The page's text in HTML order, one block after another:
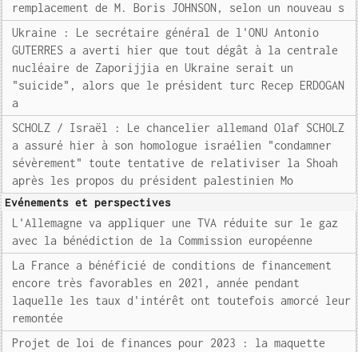
remplacement de M. Boris JOHNSON, selon un nouveau s
Ukraine : Le secrétaire général de l'ONU Antonio
GUTERRES a averti hier que tout dégât à la centrale
nucléaire de Zaporijjia en Ukraine serait un
"suicide", alors que le président turc Recep ERDOGAN
a
SCHOLZ / Israël : Le chancelier allemand Olaf SCHOLZ
a assuré hier à son homologue israélien "condamner
sévèrement" toute tentative de relativiser la Shoah
après les propos du président palestinien Mo
Evénements et perspectives
L'Allemagne va appliquer une TVA réduite sur le gaz
avec la bénédiction de la Commission européenne
La France a bénéficié de conditions de financement
encore très favorables en 2021, année pendant
laquelle les taux d'intérêt ont toutefois amorcé leur
remontée
Projet de loi de finances pour 2023 : la maquette